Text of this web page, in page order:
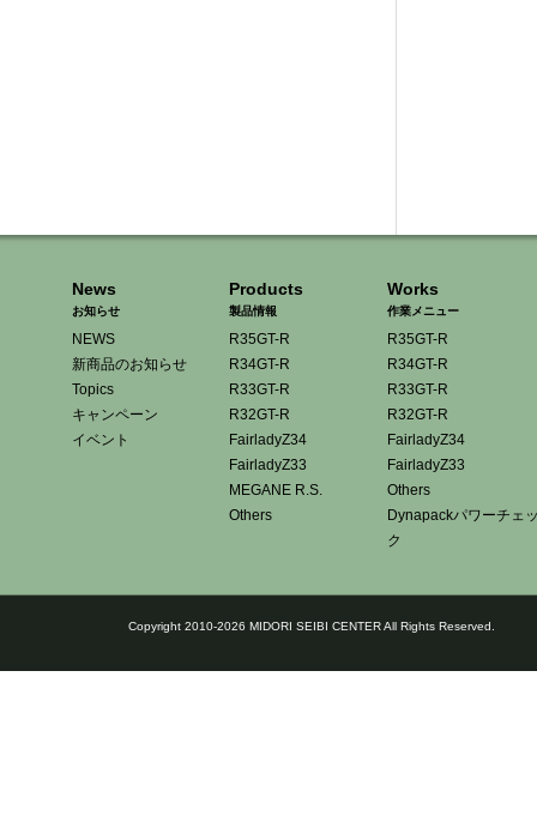
News
お知らせ
NEWS
新商品のお知らせ
Topics
キャンペーン
イベント
Products
製品情報
R35GT-R
R34GT-R
R33GT-R
R32GT-R
FairladyZ34
FairladyZ33
MEGANE R.S.
Others
Works
作業メニュー
R35GT-R
R34GT-R
R33GT-R
R32GT-R
FairladyZ34
FairladyZ33
Others
Dynapackパワーチェ
ク
Copyright 2010-2026 MIDORI SEIBI CENTER All Rights Reserved.